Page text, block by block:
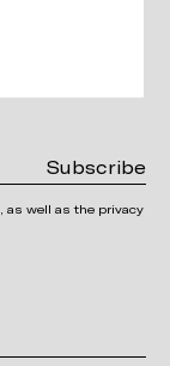
as well as the privacy